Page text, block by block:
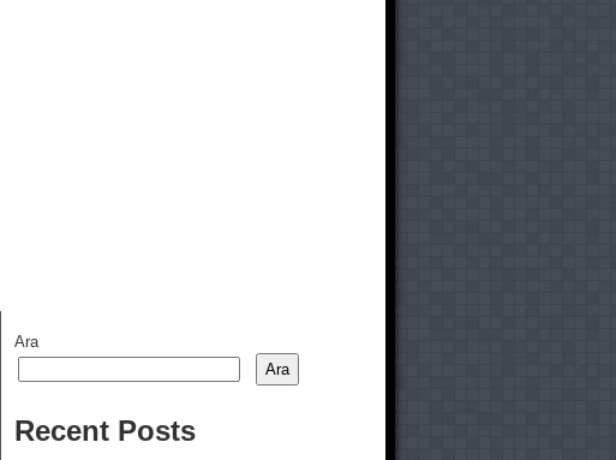
Ara
Ara
Recent Posts